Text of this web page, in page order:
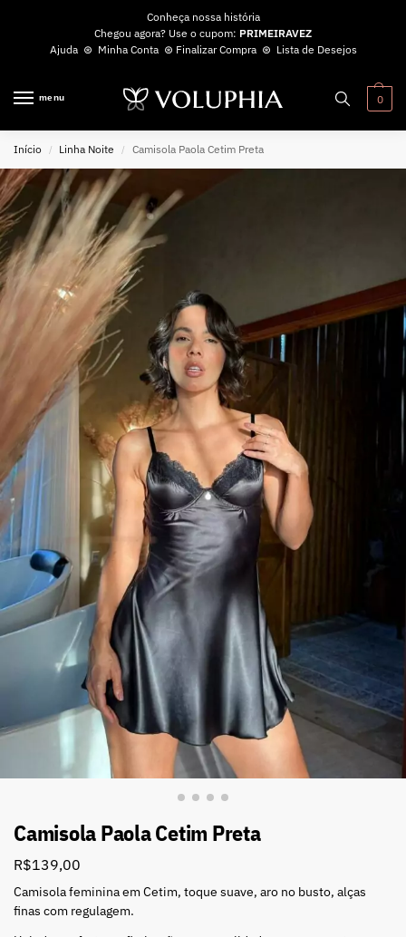
Conheça nossa história
Chegou agora? Use o cupom: PRIMEIRAVEZ
Ajuda⊛ Minha Conta⊛ Finalizar Compra⊛ Lista de Desejos
menu 0
Início / Linha Noite / Camisola Paola Cetim Preta
Camisola Paola Cetim Preta
R$139,00
Camisola feminina em Cetim, toque suave, aro no busto, alças
finas com regulagem.